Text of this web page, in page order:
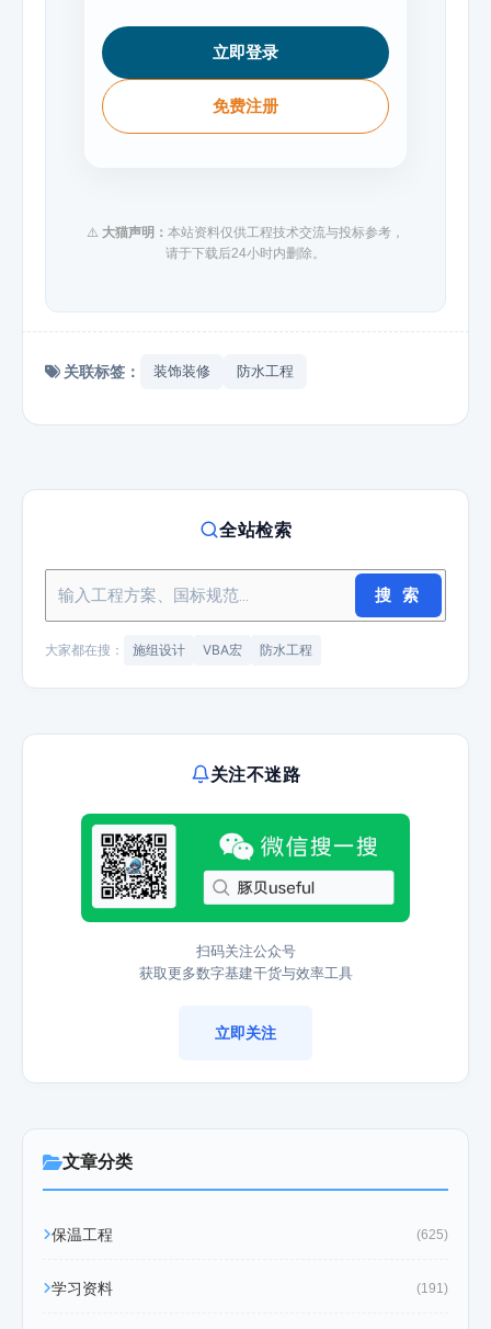
立即登录
免费注册
⚠️ 大猫声明： 本站资料仅供工程技术交流与投标参考，
请于下载后24小时内删除。
关联标签： 装饰装修 防水工程
全站检索
搜 索
大家都在搜： 施组设计 VBA宏 防水工程
关注不迷路
扫码关注公众号
获取更多数字基建干货与效率工具
立即关注
文章分类
保温工程 (625)
学习资料 (191)